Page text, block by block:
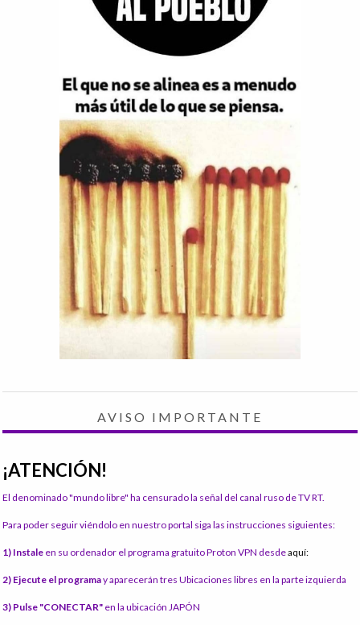
AVISO IMPORTANTE
¡ATENCIÓN!
El denominado "mundo libre" ha censurado la señal del canal ruso de TV RT.
Para poder seguir viéndolo en nuestro portal siga las instrucciones siguientes:
1) Instale en su ordenador el programa gratuito Proton VPN desdeaquí:
2) Ejecute el programay aparecerán tres Ubicaciones libres en la parte izquierda
3) Pulse "CONECTAR" en la ubicación JAPÓN